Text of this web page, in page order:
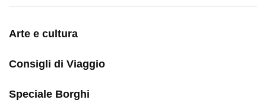
Arte e cultura
Consigli di Viaggio
Speciale Borghi